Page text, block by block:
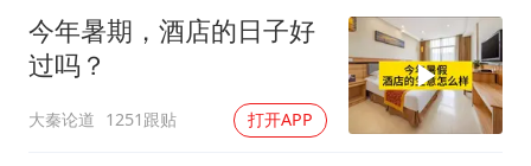
夯实基础开新局
今年暑期，酒店的日子好
过吗？
大秦论道 1251跟贴 打开APP